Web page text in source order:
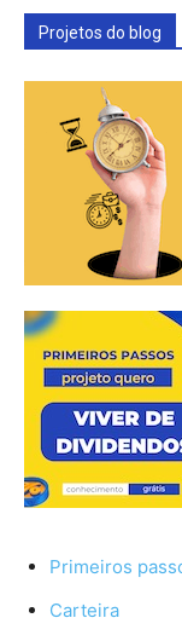
Projetos do blog
Primeiros
Carteira